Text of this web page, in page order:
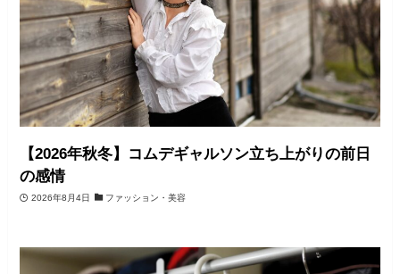
【2026年秋冬】コムデギャルソン立ち上がりの前日
の感情
2026年8月4日 ファッション・美容